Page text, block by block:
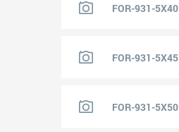
FOR-931-5X40
FOR-931-5X45
FOR-931-5X50